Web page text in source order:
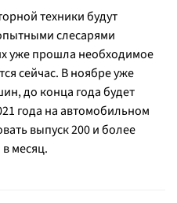
техники будут
слесарями
уже прошла необходимое
сейчас. В ноябре уже
до конца года будет
года на автомобильном
выпуск 200 и более
месяц.